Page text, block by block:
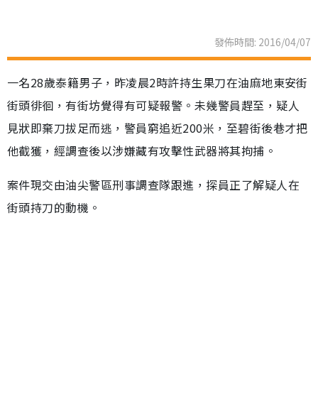
發佈時間: 2016/04/07
一名28歲泰籍男子，昨凌晨2時許持生果刀在油麻地東安街
街頭徘徊，有街坊覺得有可疑報警。未幾警員趕至，疑人
見狀即棄刀拔足而逃，警員窮追近200米，至碧街後巷才把
他截獲，經調查後以涉嫌藏有攻擊性武器將其拘捕。
案件現交由油尖警區刑事調查隊跟進，探員正了解疑人在
街頭持刀的動機。